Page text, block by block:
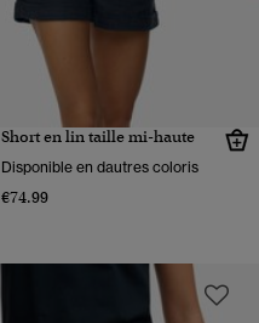
Short en lin taille mi-haute
Disponible en dautres coloris
€74.99